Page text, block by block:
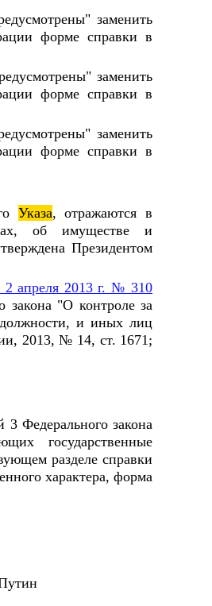
заменить
форме справки в
заменить
форме справки в
заменить
форме справки в
Указа, отражаются в
об имуществе и
Президентом
2 апреля 2013 г. № 310
закона "О контроле за
должности, и иных лиц
2013, № 14, ст. 1671;
3 Федерального закона
государственные
разделе справки
характера, форма